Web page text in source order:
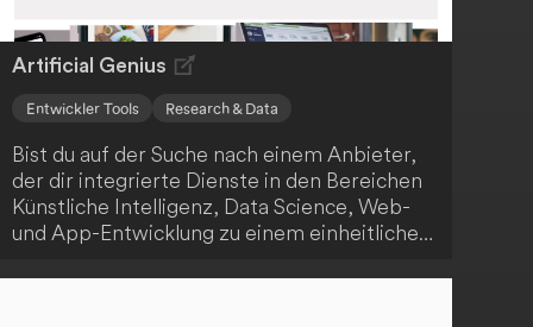
Artificial Genius
Entwickler Tools Research & Data
Bist du auf der Suche nach einem Anbieter,
der dir integrierte Dienste in den Bereichen
Künstliche Intelligenz, Data Science, Web-
und App-Entwicklung zu einem einheitlichen
genau das Richtige für dich! Das